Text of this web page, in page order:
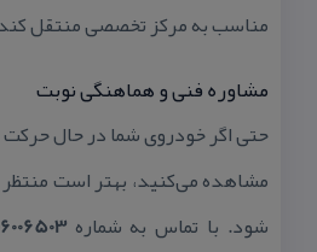
مناسب به مركز تخصصی منتقل
مشاوره فنی و هماهنگی نوبت
حتی اگر خودروی شما در حال حركت
مشاهده می‌كنید، بهتر است منتظر
شود. با تماس به شماره